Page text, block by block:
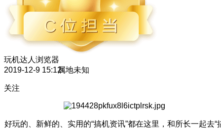
玩机达人 浏览器
2019-12-9 15:12属地未知
关注
好玩的、新鲜的、实用的“搞机资讯”都在这里，和所长一起去“